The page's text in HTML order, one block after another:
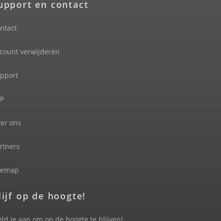
en contact
verwijderen
ons
op de hoogte!
je aan om op de hoogte te blijven!